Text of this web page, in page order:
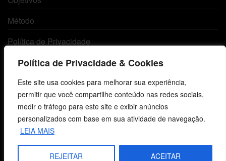
Política de Privacidade & Cookies
Este site usa cookies para melhorar sua experiência,
permitir que você compartilhe conteúdo nas redes sociais,
medir o tráfego para este site e exibir anúncios
personalizados com base em sua atividade de navegação.
LEIA MAIS
REJEITAR ACEITAR
Método
Política de Privacidade
Livraria
Minha conta